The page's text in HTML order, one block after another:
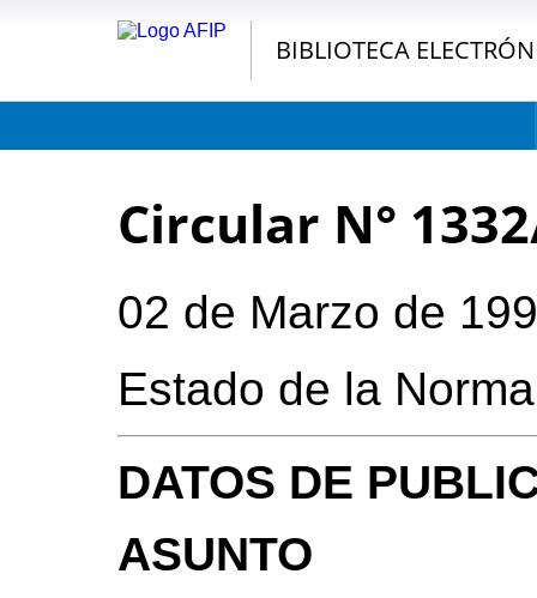
BIBLIOTECA
Circular N°
02 de Marzo de
Estado de la
DATOS DE
ASUNTO